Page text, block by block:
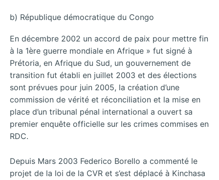
b) République démocratique du Congo
En décembre 2002 un accord de paix pour mettre fin
à la 1ère guerre mondiale en Afrique » fut signé à
Prétoria, en Afrique du Sud, un gouvernement de
transition fut établi en juillet 2003 et des élections
sont prévues pour juin 2005, la création d’une
commission de vérité et réconciliation et la mise en
place d’un tribunal pénal international a ouvert sa
premier enquête officielle sur les crimes commises en
RDC.
Depuis Mars 2003 Federico Borello a commenté le
projet de la loi de la CVR et s’est déplacé à Kinchasa